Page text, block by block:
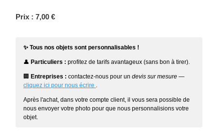
Prix : 7,00 €
✨ Tous nos objets sont personnalisables !
👤 Particuliers : profitez de tarifs avantageux (sans bon à tirer).
🏢 Entreprises : contactez-nous pour un devis sur mesure —
cliquez ici pour nous écrire
Après l'achat, dans votre compte client, il vous sera possible de
nous envoyer votre photo pour que nous personnalisions votre
objet.